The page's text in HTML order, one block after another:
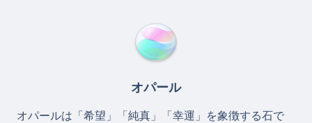
オパール
オパールは「希望」「純真」「幸運」を象徴する石で